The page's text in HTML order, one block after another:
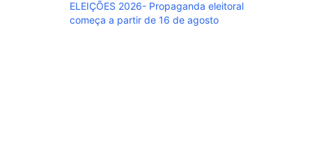
ELEIÇÕES 2026- Propaganda eleitoral
começa a partir de 16 de agosto